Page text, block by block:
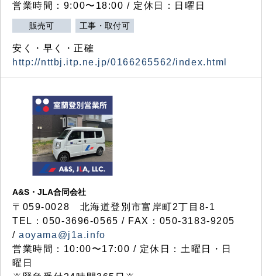
営業時間：9:00〜18:00 / 定休日：日曜日
販売可 工事・取付可
安く・早く・正確
http://nttbj.itp.ne.jp/0166265562/index.html
A&S・JLA合同会社
〒 059-0028 北海道登別市富岸町2丁目 8-1
TEL：050-3696-0565 / FAX：050-3183-9205
/aoyama@j1a.info
営業時間：10:00〜17:00 / 定休日：土曜日・日
曜日